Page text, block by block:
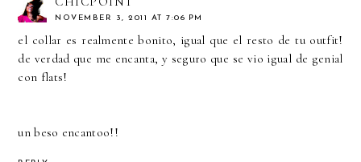
NOVEMBER 3, 2011 AT 7:06 PM
el collar es realmente bonito, igual que el resto de tu outfit!
de verdad que me encanta, y seguro que se vio igual de genial
con flats!
un beso encantoo!!